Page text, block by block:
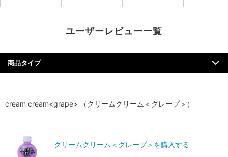
ユーザーレビュー一覧
商品タイプ
cream cream<grape> （クリームクリーム＜グレープ＞）
クリームクリーム＜グレープ＞を購入する